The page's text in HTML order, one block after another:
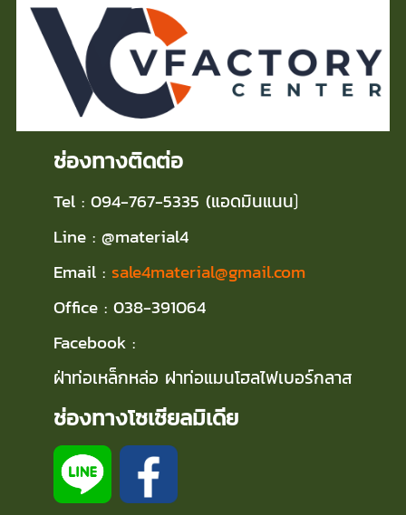
ช่องทางติดต่อ
Tel : 094-767-5335 (แอดมินแนน)
Line : @material4
Email : sale4material@gmail.com
Office : 038-391064
Facebook :
ฝ่าท่อเหล็กหล่อ ฝาท่อแมนโฮลไฟเบอร์กลาส
ช่องทางโซเชียลมิเดีย